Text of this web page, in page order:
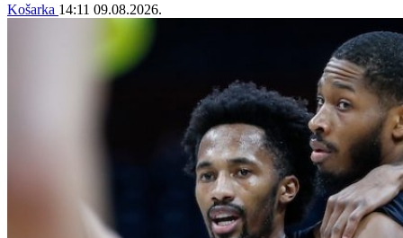
Košarka 14:11 09.08.2026.